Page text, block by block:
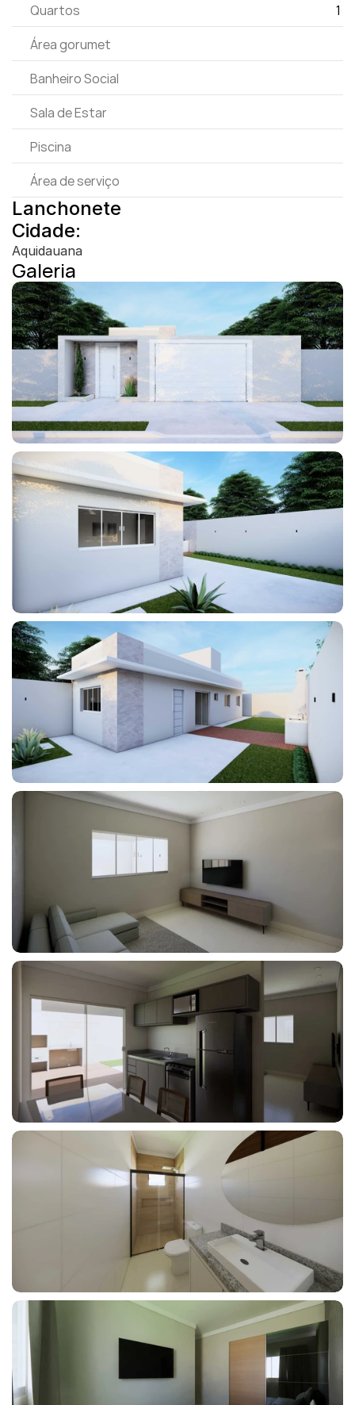
Quartos
1
Área gorumet
Banheiro Social
Sala de Estar
Piscina
Área de serviço
Lanchonete
Cidade:
Aquidauana
Galeria